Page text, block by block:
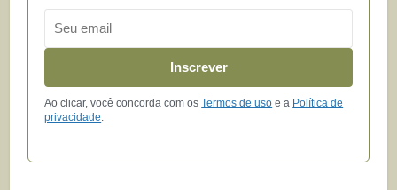
Inscrever
Ao clicar, você concorda com osTermos de uso e a Política de
privacidade